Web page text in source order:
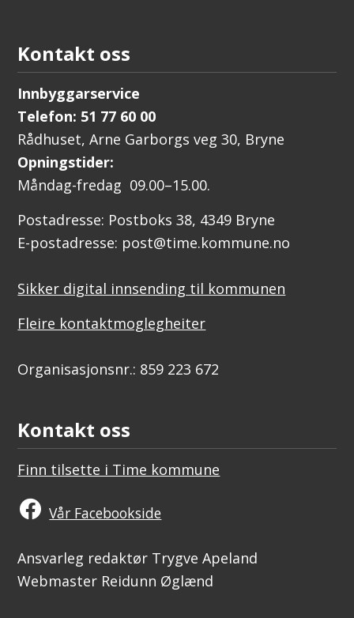
Kontakt oss
Innbyggarservice
Telefon: 51 77 60 00
Rådhuset, Arne Garborgs veg 30, Bryne
Opningstider:
Måndag-fredag 09.00–15.00.
Postadresse: Postboks 38, 4349 Bryne
E-postadresse: post@time.kommune.no
Sikker digital innsending til kommunen
Fleire kontaktmoglegheiter
Organisasjonsnr.: 859 223 672
Kontakt oss
Finn tilsette i Time kommune
Vår Facebookside
Ansvarleg redaktør Trygve Apeland
Webmaster Reidunn Øglænd